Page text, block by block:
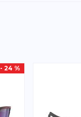
- 24 %